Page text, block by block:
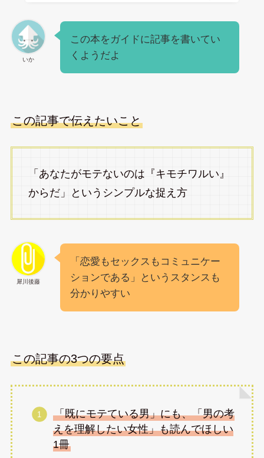
いか
この本をガイドに記事を書いてい
くようだよ
この記事で伝えたいこと
「あなたがモテないのは『キモチワルい』
からだ」というシンプルな捉え方
犀川後藤
「恋愛もセックスもコミュニケー
ションである」というスタンスも
分かりやすい
この記事の3つの要点
「既にモテている男」にも、「男の考
えを理解したい女性」も読んでほしい
1冊